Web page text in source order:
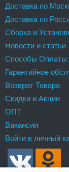
Доставка по
Доставка по
Сборка и
Новости и статьи
Способы Оплаты
Гарантийное
Возврат Товара
Скидки и Акции
ОПТ
Вакансии
Войти в личный